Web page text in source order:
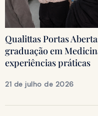
Qualittas Portas
graduação em
experiências práticas
21 de julho de 2026